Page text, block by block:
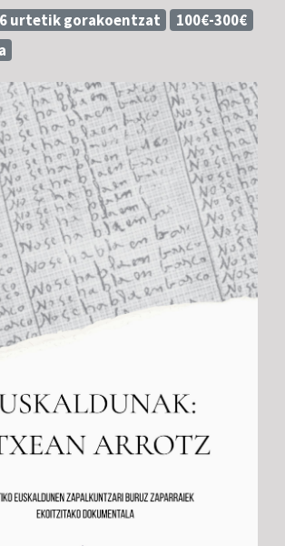
urtetik gorakoentzat
100€-300€